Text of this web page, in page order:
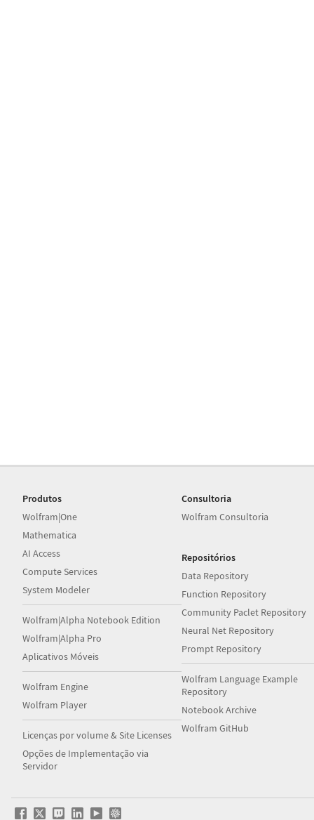
Produtos
Wolfram|One
Mathematica
AI Access
Compute Services
System Modeler
Wolfram|Alpha Notebook Edition
Wolfram|Alpha Pro
Aplicativos Móveis
Wolfram Engine
Wolfram Player
Licenças por volume & Site Licenses
Opções de Implementação via
Servidor
Consultoria
Wolfram Consultoria
Repositórios
Data Repository
Function Repository
Community Paclet Repository
Neural Net Repository
Prompt Repository
Wolfram Language Example
Repository
Notebook Archive
Wolfram GitHub